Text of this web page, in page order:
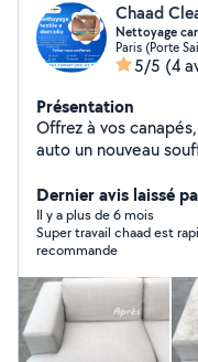
Chaad
Nettoyage
Paris (Porte
5/5 (4
Présentation
Offrez à vos
auto un nouveau
recherche de
tenaces les odeurs
surfaces un aspect
notre équipe de
répondre à vos
élimine
saletés incrustées
durabilité de vos
Dernier avis laissé
Il y a plus de 6 mois
Super travail chaad est
recommande